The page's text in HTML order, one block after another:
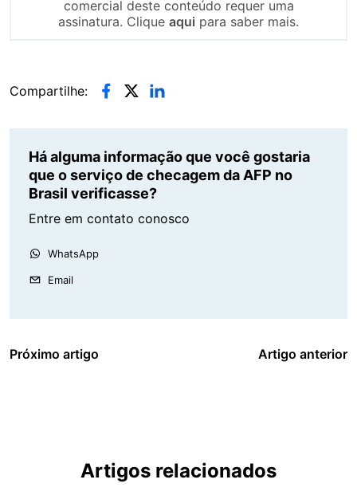
comercial deste conteúdo requer uma
assinatura. Clique aqui para saber mais.
Compartilhe:
Há alguma informação que você gostaria
que o serviço de checagem da AFP no
Brasil verificasse?
Entre em contato conosco
WhatsApp
Email
Próximo artigo Artigo anterior
Artigos relacionados